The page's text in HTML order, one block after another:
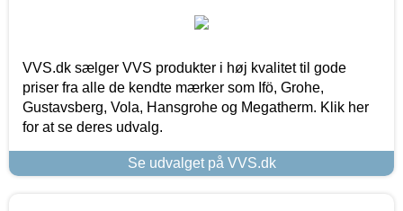
VVS.dk sælger VVS produkter i høj kvalitet til gode
priser fra alle de kendte mærker som Ifö, Grohe,
Gustavsberg, Vola, Hansgrohe og Megatherm. Klik her
for at se deres udvalg.
Se udvalget på VVS.dk